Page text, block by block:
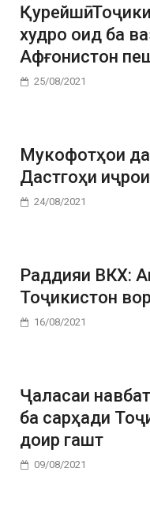
Қурейшӣ:
худро оид ба
Афғонистон
25/08/2021
Мукофотҳои
Дастгоҳи
24/08/2021
Раддияи ВКХ:
Тоҷикистон
16/08/2021
Ҷаласаи
ба сарҳади
доир гашт
09/08/2021